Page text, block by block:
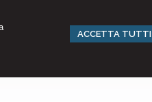
ACCETTA TUTTI